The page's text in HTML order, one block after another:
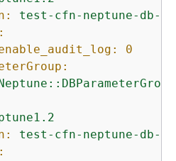
test-cfn-neptune-db-
0
test-cfn-neptune-db-